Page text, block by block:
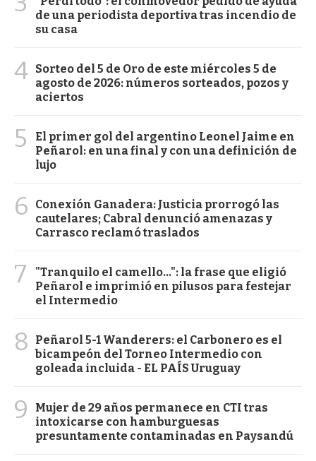
de una periodista deportiva tras incendio de
su casa
4 Sorteo del 5 de Oro de este miércoles 5 de
agosto de 2026: números sorteados, pozos y
aciertos
5
El primer gol del argentino Leonel Jaime en
Peñarol: en una final y con una definición de
lujo
6
Conexión Ganadera: Justicia prorrogó las
cautelares; Cabral denunció amenazas y
Carrasco reclamó traslados
7
"Tranquilo el camello...": la frase que eligió
Peñarol e imprimió en pilusos para festejar
el Intermedio
8
Peñarol 5-1 Wanderers: el Carbonero es el
bicampeón del Torneo Intermedio con
goleada incluida - EL PAÍS Uruguay
9
Mujer de 29 años permanece en CTI tras
intoxicarse con hamburguesas
presuntamente contaminadas en Paysandú